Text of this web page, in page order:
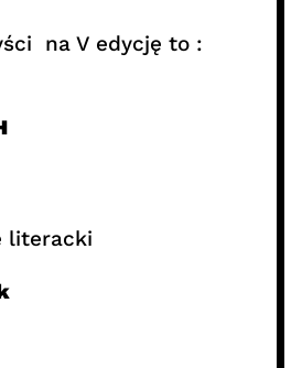
na V edycję to :
literacki